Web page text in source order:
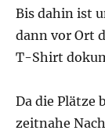
Bis dahin ist
dann vor Ort
T-Shirt
Da die Plätze
zeitnahe